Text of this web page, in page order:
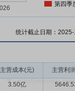
第四季
统计截止日期：
主营成本(元) 主营利
3.50亿